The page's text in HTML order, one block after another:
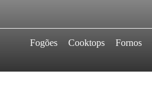
Fogões Cooktops Fornos